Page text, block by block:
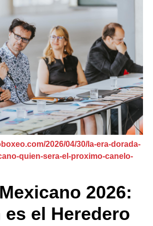
2026/04/30/la-era-dorada-
quien-sera-el-proximo-canelo-
2026:
es el Heredero